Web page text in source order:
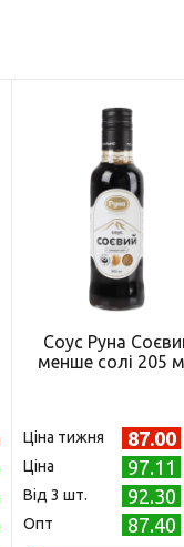
Соус Руна
менше солі 205
Ціна тижня 87.00
Ціна
97.11
Від 3 шт.
92.30
Опт
87.40